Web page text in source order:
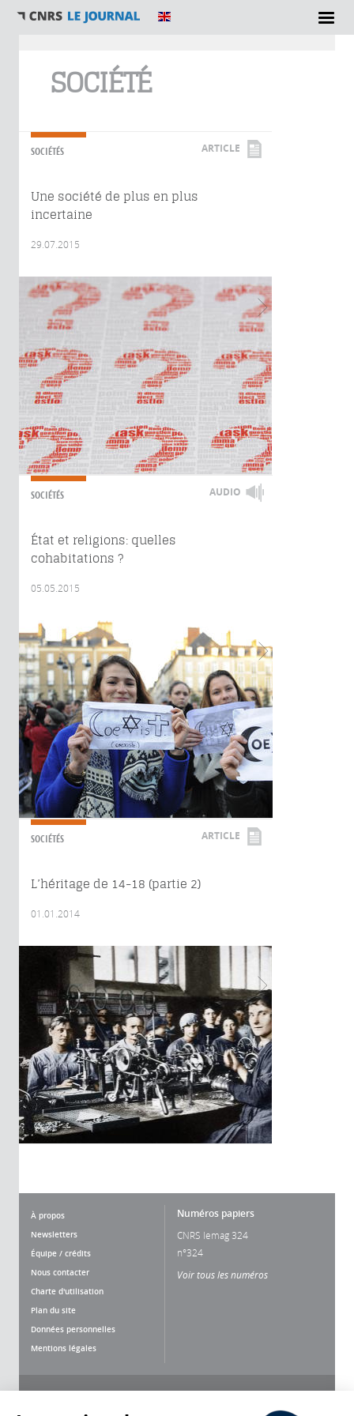
SOCIÉTÉ
SOCIÉTÉS ARTICLE
Une société de plus en plus
incertaine
29.07.2015
SOCIÉTÉS AUDIO
État et religions: quelles
cohabitations ?
05.05.2015
SOCIÉTÉS ARTICLE
L’héritage de 14-18 (partie 2)
01.01.2014
À propos
Newsletters
Équipe / crédits
Nous contacter
Charte d'utilisation
Plan du site
Données personnelles
Mentions légales
Numéros papiers
CNRS lemag 324
n°324
Voir tous les numéros